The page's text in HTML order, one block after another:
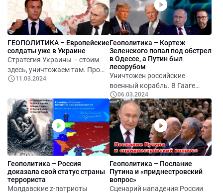
Конгрессе США новая
discharge petition. Путин,
сторонники Навального и
Соловьев выступают за явку
на выборы. Новости Z-
омбиленда.
стратегических объектов на
территории РФ. Американцы
запрещают Тик-Ток и шлют
новую помощь Украине. В
Zомбиленде пьяные депутаты,
пьяный Медведев и пьяные
законы.
ГЕОПОЛИТИКА – Европейские
солдаты уже в Украине
Стратегия Украины – стоим
здесь, уничтожаем там. Про
«конфликт» между Залужным
нем рассказывает.
Европейские страны, решили
поиграть с РФ в «нас там нет».
В Армении активно
обсуждается вступление в ЕС.
Зачем посольство США
РФ.
11.03.2024
Геополитика – Кортеж
Зеленского попал под обстрел
в Одессе, а Путин был
лесорубом
Уничтожен российские
военный корабль. В Гааге
выдали ордера на арест еще
двух россиян. Грузинская
полиция передала активиста в
РФ. Шарий утверждает, что на
него покушались. Кто помог
хуситам перебить интернет
кабель. Украинские
спецназовцы воюют в Судане
против россиян.
06.03.2024
Геополитика – Россия
доказала свой статус страны
террориста
Молдавские z-патриоты
Геополитика – Послание
Путина и «приднестровский
вопрос»
Сценарий нападения России